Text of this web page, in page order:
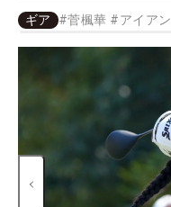
ギア #菅楓華 #アイアン